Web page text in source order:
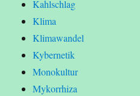
Kahlschlag
Klima
Klimawandel
Kybernetik
Monokultur
Mykorrhiza